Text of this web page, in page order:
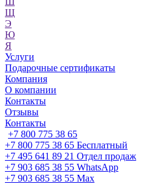
Щ
Э
Ю
Я
Услуги
Подарочные сертификаты
Компания
О компании
Контакты
Отзывы
Контакты
+7 800 775 38 65
+7 800 775 38 65 Бесплатный
+7 495 641 89 21 Отдел продаж
+7 903 685 38 55 WhatsApp
+7 903 685 38 55 Max